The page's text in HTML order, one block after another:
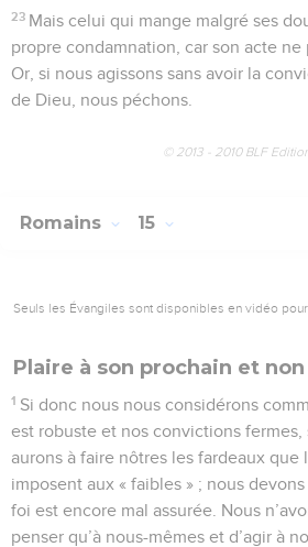
23 Mais celui qui mange malgré ses
propre condamnation, car son acte ne
Or, si nous agissons sans avoir la
de Dieu, nous péchons.
© 2013 - 2010 BLF
Romains 15
Seuls les Évangiles sont disponibles en vidéo pour
Plaire à son prochain et
1 Si donc nous nous considérons
est robuste et nos convictions fermes,
aurons à faire nôtres les fardeaux que
imposent aux « faibles » ; nous
foi est encore mal assurée. Nous
penser qu’à nous-mêmes et d’agir à